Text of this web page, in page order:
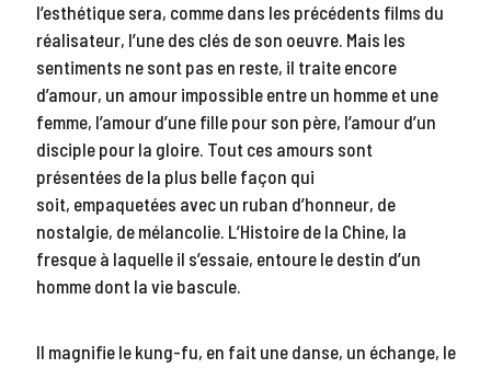
l’esthétique sera, comme dans les précédents films du
réalisateur, l’une des clés de son oeuvre. Mais les
sentiments ne sont pas en reste, il traite encore
d’amour, un amour impossible entre un homme et une
femme, l’amour d’une fille pour son père, l’amour d’un
disciple pour la gloire. Tout ces amours sont
présentées de la plus belle façon qui
soit, empaquetées avec un ruban d’honneur, de
nostalgie, de mélancolie. L’Histoire de la Chine, la
fresque à laquelle il s’essaie, entoure le destin d’un
homme dont la vie bascule.
Il magnifie le kung-fu, en fait une danse, un échange, le